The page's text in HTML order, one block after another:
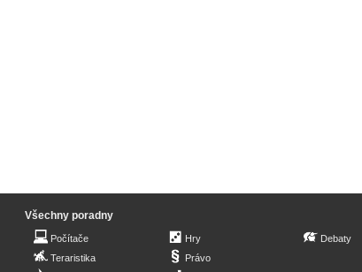
Všechny poradny
Počítače
Teraristika
Hry
Právo
Debaty